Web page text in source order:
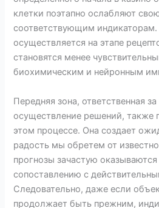
клетки поэтапно ослабляют
соответствующим
осуществляется на этапе
становятся менее
биохимическим и нейронным
Передняя зона, ответственная
осуществление решений, также
этом процессе. Она создает
радость мы обретем от
прогнозы зачастую
сопоставлению с
Следовательно, даже если
продолжает быть прежним,